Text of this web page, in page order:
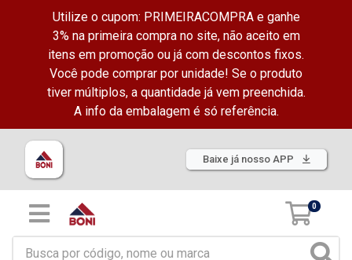
Utilize o cupom: PRIMEIRACOMPRA e ganhe
3% na primeira compra no site, não aceito em
itens em promoção ou já com descontos fixos.
Você pode comprar por unidade! Se o produto
tiver múltiplos, a quantidade já vem preenchida.
A info da embalagem é só referência.
Baixe já nosso APP
0